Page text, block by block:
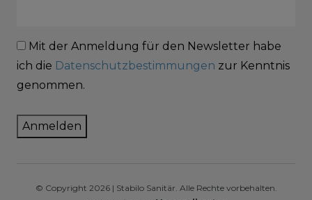
Mit der Anmeldung für den Newsletter habe
ich die Datenschutzbestimmungen zur Kenntnis
genommen.
Anmelden
© Copyright 2026 | Stabilo Sanitär. Alle Rechte vorbehalten.